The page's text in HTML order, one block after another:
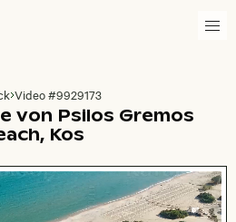
Video #9929173
von Psilos Gremos
Kos